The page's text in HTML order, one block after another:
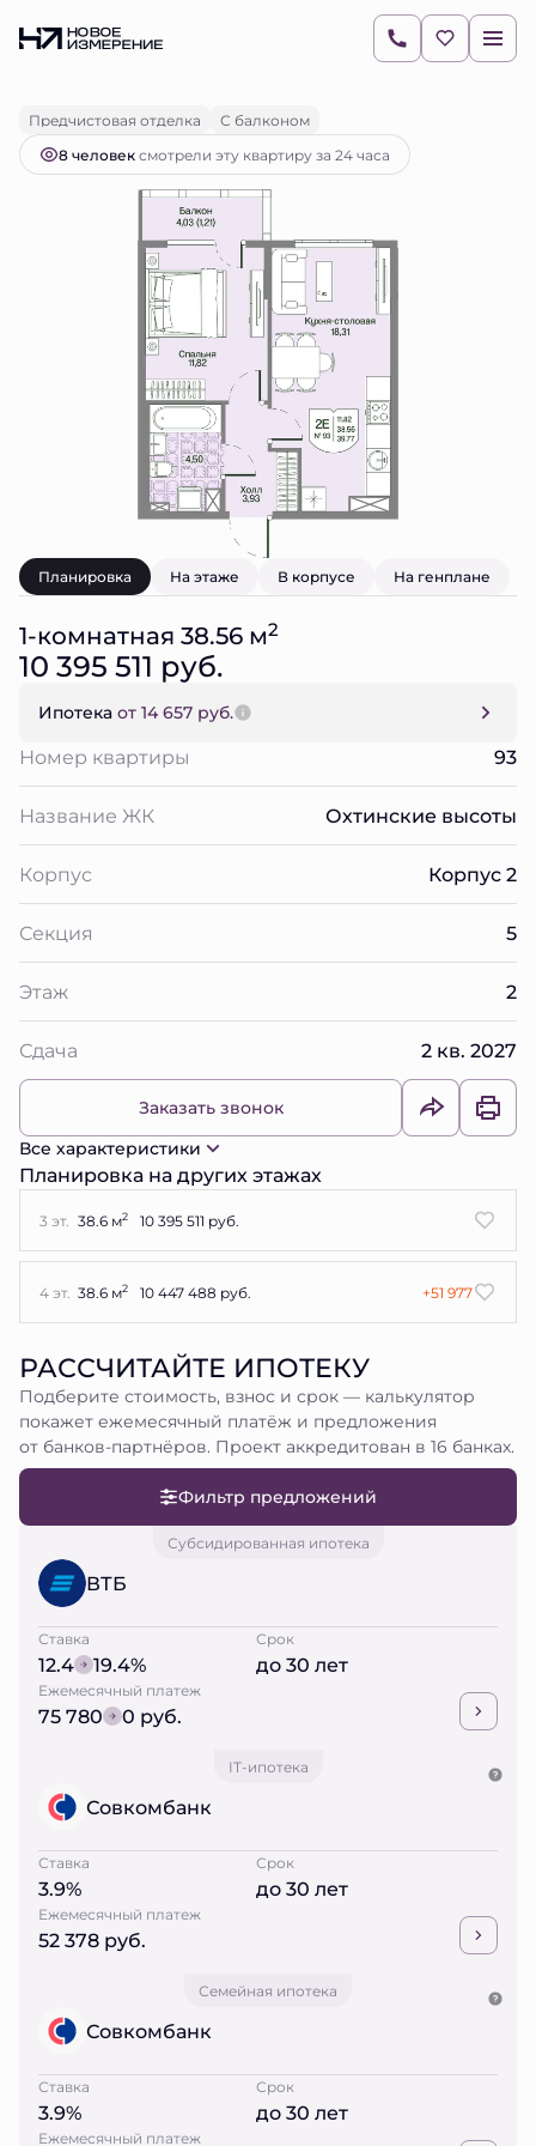
1-комнатная 10 395 511 руб.
Ипотекаот 14 657 руб.
Предчистовая отделка
С балконом
8 человексмотрели эту квартиру за 24 часа
Планировка На этаже В корпусе На генплане
1-комнатная 38.56 м2
10 395 511 руб.
Ипотека от 14 657 руб.
Номер квартиры 93
Название ЖК Охтинские высоты
Корпус Корпус 2
Секция 5
Этаж 2
Сдача 2 кв. 2027
Заказать звонок
Все характеристики
Планировка на других этажах
3 эт. 38.6 м2 10 395 511 руб.
4 эт. 38.6 м2 10 447 488 руб. +51 977
РАССЧИТАЙТЕ ИПОТЕКУ
Подберите стоимость, взнос и срок — калькулятор
покажет ежемесячный платёж и предложения
от банков-партнёров. Проект аккредитован в 16 банках.
Фильтр предложений
Субсидированная ипотека
ВТБ
Ставка
12.4 19.4%
Срок
до 30 лет
Ежемесячный платеж
75 780 0 руб.
IT-ипотека
Совкомбанк
Ставка
3.9%
Срок
до 30 лет
Ежемесячный платеж
52 378 руб.
Семейная ипотека
Совкомбанк
Ставка
3.9%
Срок
до 30 лет
Ежемесячный платеж